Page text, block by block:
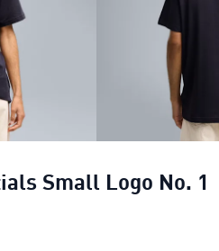
Small Logo No. 1